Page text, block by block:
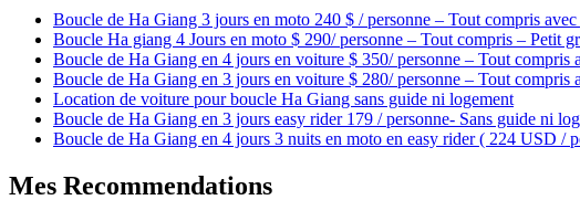
Boucle de Ha Giang 3 jours en moto 240 $ / personne – Tout compris
Boucle Ha giang 4 Jours en moto $ 290/ personne – Tout compris – Petit
Boucle de Ha Giang en 4 jours en voiture $ 350/ personne – Tout compris
Boucle de Ha Giang en 3 jours en voiture $ 280/ personne – Tout compris
Location de voiture pour boucle Ha Giang sans guide ni logement
Boucle de Ha Giang en 3 jours easy rider 179 / personne- Sans guide ni
Boucle de Ha Giang en 4 jours 3 nuits en moto en easy rider ( 224 USD /
Mes Recommendations